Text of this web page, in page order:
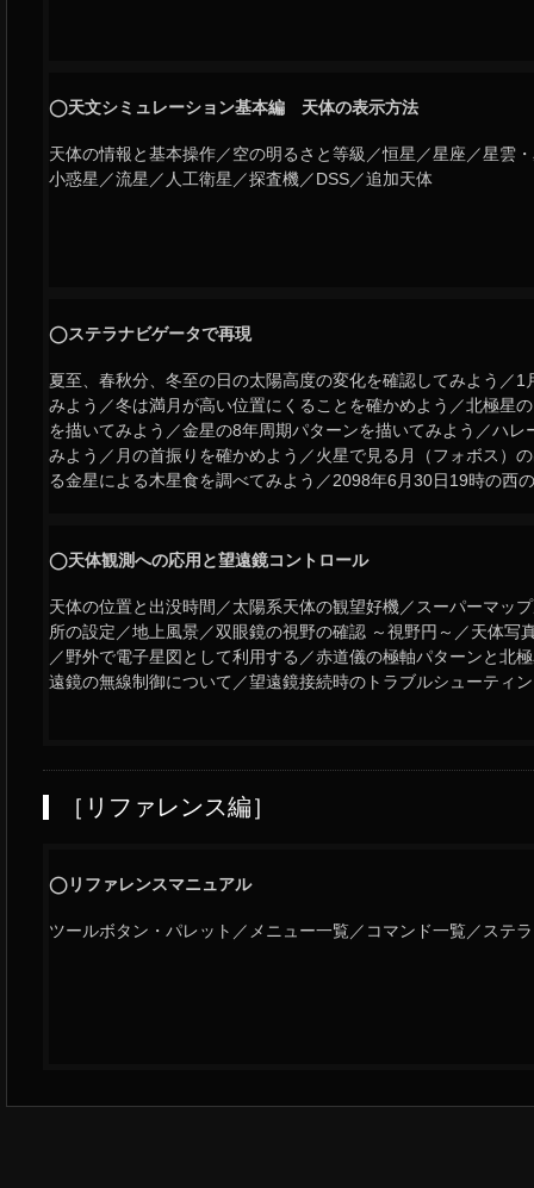
◯天文シミュレーション基本編 天体の表示方法
天体の情報と基本操作／空の明るさと等級／恒星／星座／星雲
小惑星／流星／人工衛星／探査機／DSS／追加天体
◯ステラナビゲータで再現
夏至、春秋分、冬至の日の太陽高度の変化を確認してみよう／
みよう／冬は満月が高い位置にくることを確かめよう／北極星
を描いてみよう／金星の8年周期パターンを描いてみよう／ハ
みよう／月の首振りを確かめよう／火星で見る月（フォボス）
る金星による木星食を調べてみよう／2098年6月30日19時の西
◯天体観測への応用と望遠鏡コントロール
天体の位置と出没時間／太陽系天体の観望好機／スーパーマッ
所の設定／地上風景／双眼鏡の視野の確認 ～視野円～／天体写
／野外で電子星図として利用する／赤道儀の極軸パターンと北
遠鏡の無線制御について／望遠鏡接続時のトラブルシューティ
［リファレンス編］
◯リファレンスマニュアル
ツールボタン・パレット／メニュー一覧／コマンド一覧／ステ